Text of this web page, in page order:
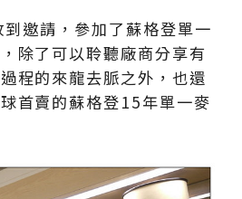
邀請，參加了蘇格登單一
除了可以聆聽廠商分享有
程的來龍去脈之外，也還
首賣的蘇格登15年單一麥